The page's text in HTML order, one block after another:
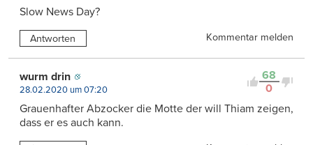
Slow News Day?
Antworten Kommentar melden
68
0
wurm drin
28.02.2020 um 07:20
Grauenhafter Abzocker die Motte der will Thiam zeigen,
dass er es auch kann.